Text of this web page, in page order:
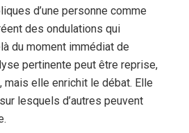
d’une personne comme
des ondulations qui
du moment immédiat de
pertinente peut être reprise,
mais elle enrichit le débat. Elle
lesquels d’autres peuvent